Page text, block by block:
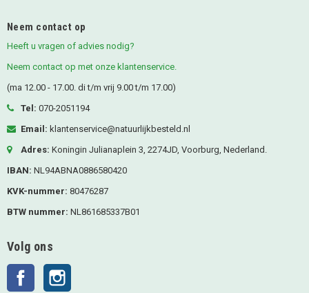
Neem contact op
Heeft u vragen of advies nodig?
Neem contact op met onze klantenservice.
(ma 12.00 - 17.00. di t/m vrij 9.00 t/m 17.00)
Tel: 070-2051194
Email: klantenservice@natuurlijkbesteld.nl
Adres: Koningin Julianaplein 3, 2274JD, Voorburg, Nederland.
IBAN: NL94ABNA0886580420
KVK-nummer: 80476287
BTW nummer: NL861685337B01
Volg ons
Facebook